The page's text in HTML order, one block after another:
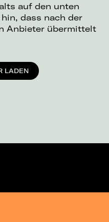
auf den unten
dass nach der
Anbieter übermittelt
LADEN